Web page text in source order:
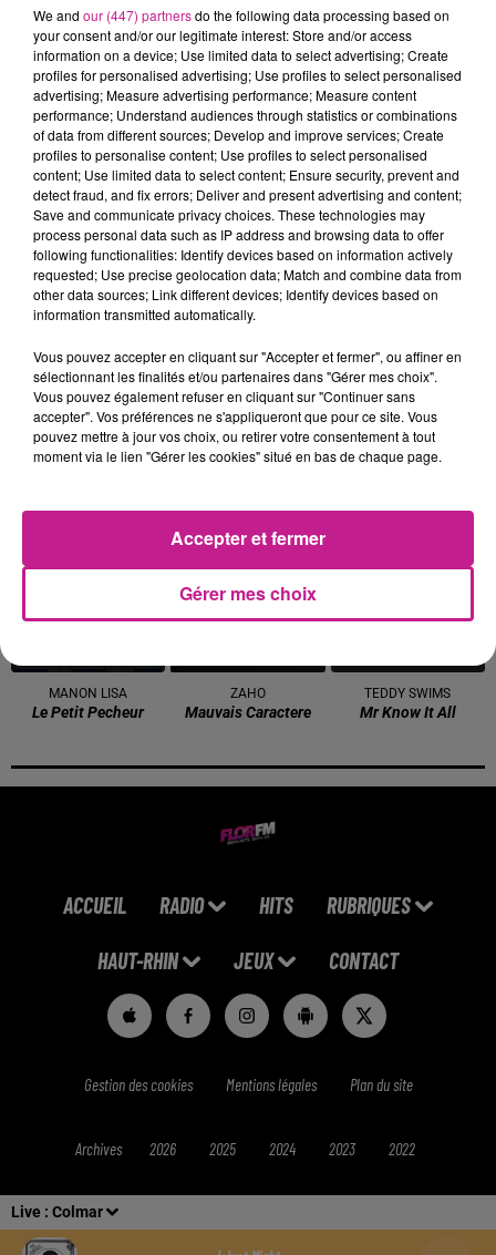
Live : Colmar
vendue en seulement deux minutes.
TITRES DIFFUSÉS Voir plus
11h38
11h38
BRUNO MARS
I Just Might
11h36
11h36
LOST FREQUENCIES
Reality
11h32
11h32
TOVE LO
Des Fleurs
MANON LISA
Le Petit Pecheur
11h10
11h10
ZAHO
Mauvais Caractere
TEDDY SWIMS
Mr Know It All
ACCUEIL RADIO HITS RUBRIQUES
HAUT-RHIN JEUX CONTACT
Gestion des cookies Mentions légales Plan du site
Archives 2026 2025 2024 2023 2022
We and our (447) partnersdo the following data processing based on
your consent and/or our legitimate interest: Store and/or access
information on a device; Use limited data to select advertising; Create
profiles for personalised advertising; Use profiles to select personalised
advertising; Measure advertising performance; Measure content
performance; Understand audiences through statistics or combinations
of data from different sources; Develop and improve services; Create
profiles to personalise content; Use profiles to select personalised
content; Use limited data to select content; Ensure security, prevent and
detect fraud, and fix errors; Deliver and present advertising and content;
Save and communicate privacy choices. These technologies may
process personal data such as IP address and browsing data to offer
following functionalities: Identify devices based on information actively
requested; Use precise geolocation data; Match and combine data from
other data sources; Link different devices; Identify devices based on
information transmitted automatically.
Vous pouvez accepter en cliquant sur "Accepter et fermer", ou affiner en
sélectionnant les finalités et/ou partenaires dans "Gérer mes choix".
Vous pouvez également refuser en cliquant sur "Continuer sans
accepter". Vos préférences ne s'appliqueront que pour ce site. Vous
pouvez mettre à jour vos choix, ou retirer votre consentement à tout
moment via le lien "Gérer les cookies" situé en bas de chaque page.
Gérer mes choix
Accepter et fermer